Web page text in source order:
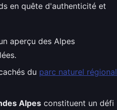
en quête d'authenticité et
aperçu des Alpes
du parc naturel régional
Alpes constituent un défi